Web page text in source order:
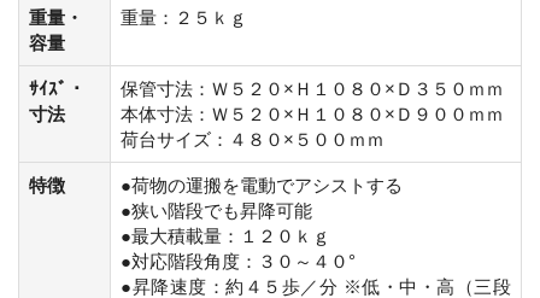
重量・
容量
重量：２５ｋｇ
ｻｲｽﾞ・
寸法
保管寸法：Ｗ５２０×Ｈ１０８０×Ｄ３５０ｍｍ
本体寸法：Ｗ５２０×Ｈ１０８０×Ｄ９００ｍｍ
荷台サイズ：４８０×５００ｍｍ
特徴
●荷物の運搬を電動でアシストする
●狭い階段でも昇降可能
●最大積載量：１２０ｋｇ
●対応階段角度：３０～４０°
●昇降速度：約４５歩／分 ※低・中・高（三段